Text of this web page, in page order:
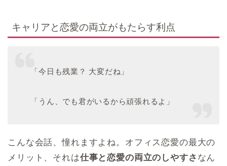
キャリアと恋愛の両立がもたらす利点
「今日も残業？ 大変だね」
「うん、でも君がいるから頑張れるよ」
こんな会話、憧れますよね。オフィス恋愛の最大の
メリット、それは仕事と恋愛の両立のしやすさ なん